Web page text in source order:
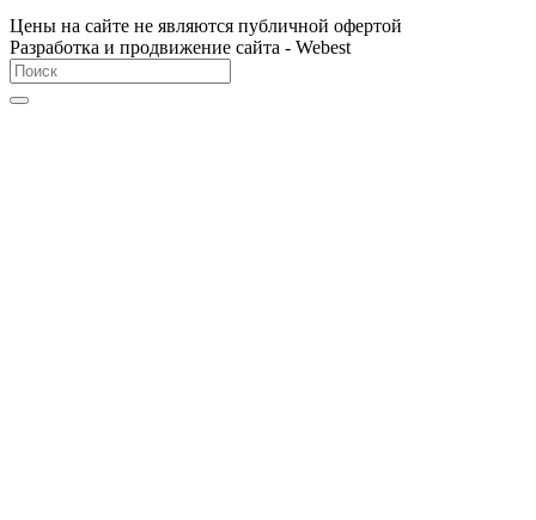
Цены на сайте не являются публичной офертой
Разработка и продвижение сайта - Webest